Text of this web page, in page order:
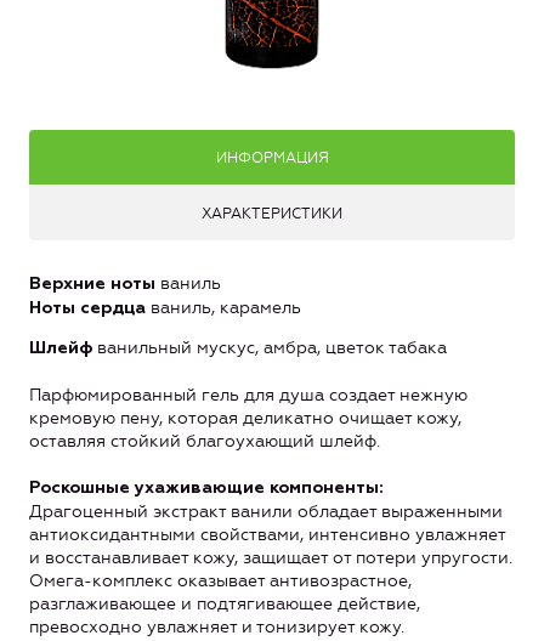
ИНФОРМАЦИЯ
ХАРАКТЕРИСТИКИ
Верхние ноты ваниль
Ноты сердца ваниль, карамель
Шлейф ванильный мускус, амбра, цветок табака
Парфюмированный гель для душа создает нежную
кремовую пену, которая деликатно очищает кожу,
оставляя стойкий благоухающий шлейф.
Роскошные ухаживающие компоненты:
Драгоценный экстракт ванили обладает выраженными
антиоксидантными свойствами, интенсивно увлажняет
и восстанавливает кожу, защищает от потери упругости.
Омега-комплекс оказывает антивозрастное,
разглаживающее и подтягивающее действие,
превосходно увлажняет и тонизирует кожу.